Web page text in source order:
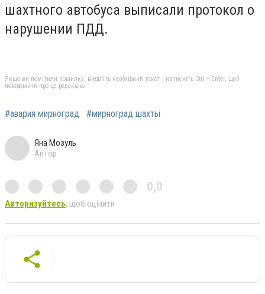
шахтного автобуса выписали протокол о
нарушении ПДД.
Якщо ви помітили помилку, виділіть необхідний текст і натисніть Ctrl + Enter, щоб
повідомити про це редакцію
#авария мирноград #мирноград шахты
Яна Мозуль
Автор
0,0
Авторизуйтесь, щоб оцінити